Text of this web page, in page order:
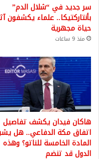
سر جديد في “شلال الدم”
بأنتاركتيكا.. علماء يكشفون
حياة مجهرية
منذ 9 ساعات
هاكان فيدان يكشف تفاصيل
اتفاق مكة الدفاعي.. هل
المادة الخامسة للناتو؟ وهذه
الدول قد تنضم